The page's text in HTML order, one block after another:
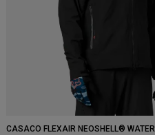
CASACO FLEXAIR NEOSHELL® WATER